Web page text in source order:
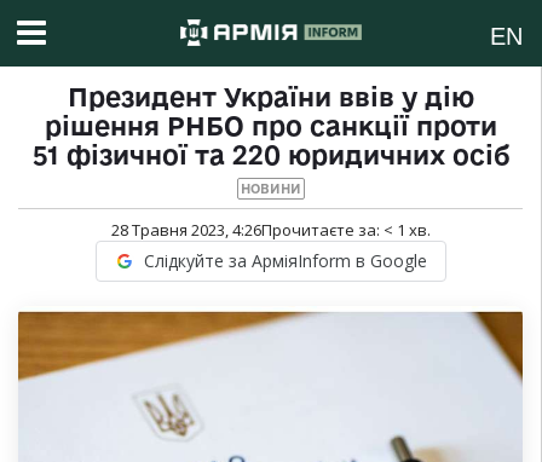
EN
Президент України ввів у дію
рішення РНБО про санкції проти
51 фізичної та 220 юридичних осіб
НОВИНИ
28 Травня 2023, 4:26Прочитаєте за: < 1 хв.
Слідкуйте за АрміяInform в Google